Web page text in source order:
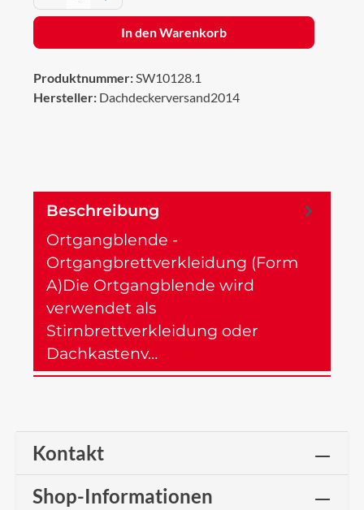
In den Warenkorb
Produktnummer:SW10128.1
Hersteller: Dachdeckerversand2014
Beschreibung
Ortgangblende -
Ortgangbrettverkleidung (Form
A)Die Ortgangblende wird
verwendet als
Stirnbrettverkleidung oder
Dachkastenv…
Kontakt
Shop-Informationen